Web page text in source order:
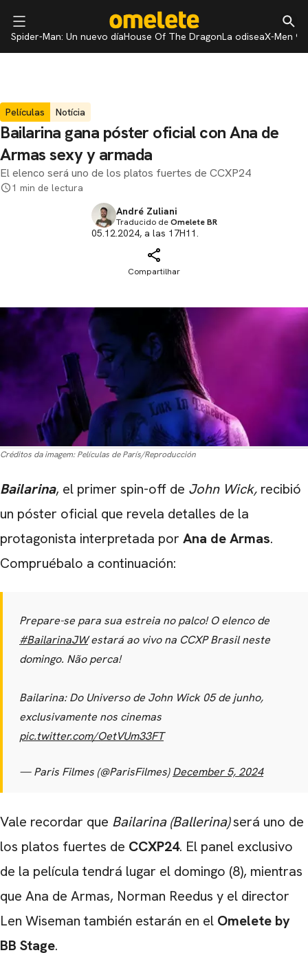
Spider-Man: Un nuevo díaHouse Of The DragonLa odiseaX-Men 97
Películas Notícia
Bailarina gana póster oficial con Ana de
Armas sexy y armada
El elenco será uno de los platos fuertes de CCXP24
1 min de lectura
André Zuliani
Traducido deOmelete BR
05.12.2024, a las 17H11.
Compartilhar
Créditos da imagem: Películas de París/Reproducción
Bailarina, el primer spin-off de John Wick, recibió
un póster oficial que revela detalles de la
protagonista interpretada por Ana de Armas.
Compruébalo a continuación:
Prepare-se para sua estreia no palco! O elenco de
#BailarinaJWestará ao vivo na CCXP Brasil neste
domingo. Não perca!
Bailarina: Do Universo de John Wick 05 de junho,
exclusivamente nos cinemas
pic.twitter.com/OetVUm33FT
— Paris Filmes (@ParisFilmes)December 5, 2024
Vale recordar que Bailarina (Ballerina)será uno de
los platos fuertes de CCXP24. El panel exclusivo
de la película tendrá lugar el domingo (8), mientras
que Ana de Armas, Norman Reedus y el director
Len Wiseman también estarán en el Omelete by
BB Stage.